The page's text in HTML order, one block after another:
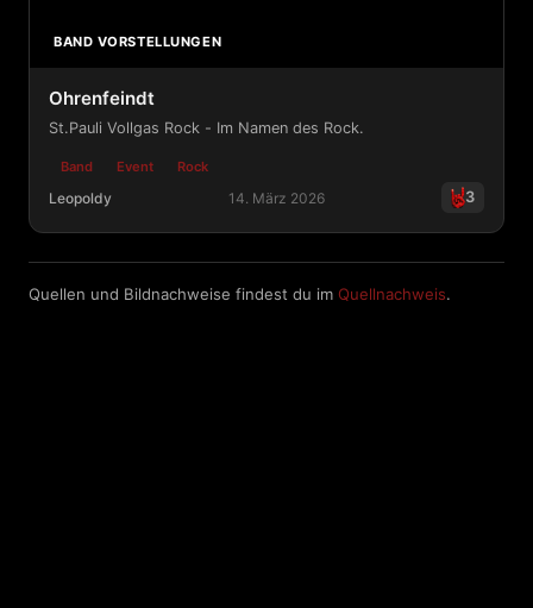
BAND VORSTELLUNGEN
Ohrenfeindt
St.Pauli Vollgas Rock - Im Namen des Rock.
Band Event Rock
Leopoldy 14. März 2026 3
Quellen und Bildnachweise findest du im Quellnachweis.